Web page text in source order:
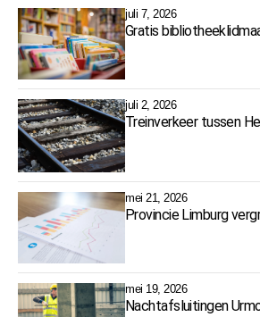
juli 7, 2026
Gratis
juli 2, 2026
Treinverkeer tussen
mei 21, 2026
Provincie Limburg
mei 19, 2026
Nachtafsluitingen